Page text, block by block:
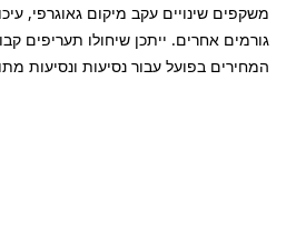
משקפים שינויים עקב מיקום גאוגרפי,
גורמים אחרים. ייתכן שיחולו תעריפים
המחירים בפועל עבור נסיעות ונסיעות